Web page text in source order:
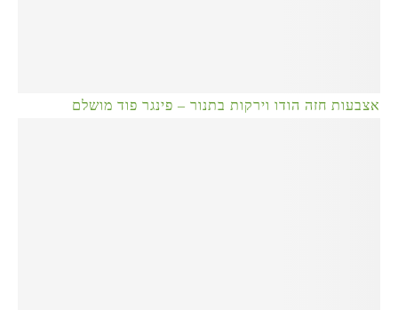
אצבעות חזה הודו וירקות בתנור – פינגר פוד מושלם